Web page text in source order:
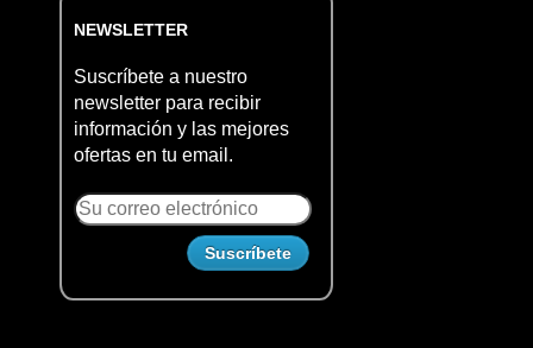
NEWSLETTER
Suscríbete a nuestro
newsletter para recibir
información y las mejores
ofertas en tu email.